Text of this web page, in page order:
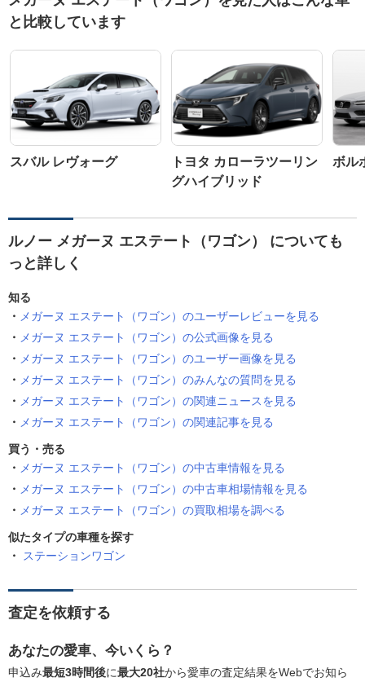
と比較しています
スバル レヴォーグ
トヨタ カローラツーリン
グハイブリッド
ボル
ルノー メガーヌ エステート（ワゴン） についても
っと詳しく
知る
メガーヌ エステート（ワゴン）のユーザーレビューを見る
メガーヌ エステート（ワゴン）の公式画像を見る
メガーヌ エステート（ワゴン）のユーザー画像を見る
メガーヌ エステート（ワゴン）のみんなの質問を見る
メガーヌ エステート（ワゴン）の関連ニュースを見る
メガーヌ エステート（ワゴン）の関連記事を見る
買う・売る
メガーヌ エステート（ワゴン）の中古車情報を見る
メガーヌ エステート（ワゴン）の中古車相場情報を見る
メガーヌ エステート（ワゴン）の買取相場を調べる
似たタイプの車種を探す
ステーションワゴン
査定を依頼する
あなたの愛車、今いくら？
申込み最短3時間後に最大20社から愛車の査定結果をWebでお知ら